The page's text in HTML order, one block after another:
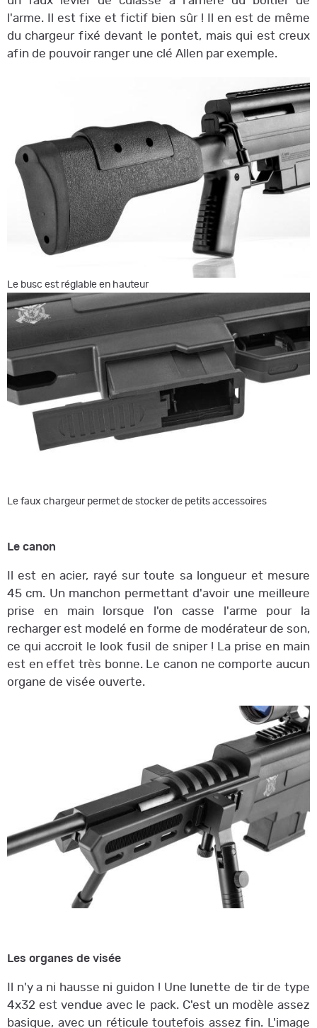
l'arme. Il est fixe et fictif bien sûr ! Il en est de même
du chargeur fixé devant le pontet, mais qui est creux
afin de pouvoir ranger une clé Allen par exemple.
Le busc est réglable en hauteur
Le faux chargeur permet de stocker de petits accessoires
Le canon
Il est en acier, rayé sur toute sa longueur et mesure
45 cm. Un manchon permettant d'avoir une meilleure
prise en main lorsque l'on casse l'arme pour la
recharger est modelé en forme de modérateur de son,
ce qui accroit le look fusil de sniper ! La prise en main
est en effet très bonne. Le canon ne comporte aucun
organe de visée ouverte.
Les organes de visée
Il n'y a ni hausse ni guidon ! Une lunette de tir de type
4x32 est vendue avec le pack. C'est un modèle assez
basique, avec un réticule toutefois assez fin. L'image